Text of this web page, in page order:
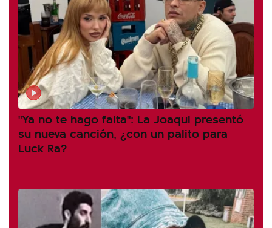
"Ya no te hago falta": La Joaqui presentó
su nueva canción, ¿con un palito para
Luck Ra?